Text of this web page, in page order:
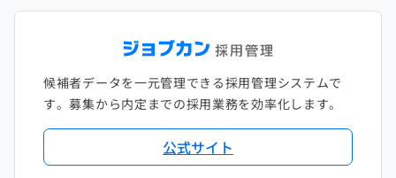
候補者データを一元管理できる採用管理システムで
す。募集から内定までの採用業務を効率化します。
公式サイト